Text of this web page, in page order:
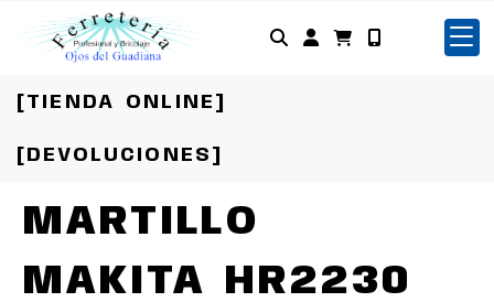
Identifícate
[TIENDA ONLINE]
[DEVOLUCIONES]
MARTILLO
MAKITA HR2230